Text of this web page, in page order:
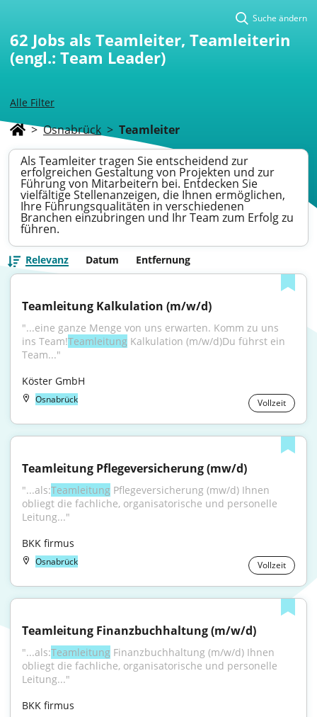
Alle Filter
Suche ändern
62 Jobs als Teamleiter, Teamleiterin
(engl.: Team Leader)
> Osnabrück > Teamleiter
Als Teamleiter tragen Sie entscheidend zur
erfolgreichen Gestaltung von Projekten und zur
Führung von Mitarbeitern bei. Entdecken Sie
vielfältige Stellenanzeigen, die Ihnen ermöglichen,
Ihre Führungsqualitäten in verschiedenen
Branchen einzubringen und Ihr Team zum Erfolg zu
führen.
Relevanz Datum Entfernung
Teamleitung Kalkulation (m/w/d)
"...eine ganze Menge von uns erwarten. Komm zu uns
ins Team!Teamleitung Kalkulation (m/w/d)Du führst ein
Team..."
Köster GmbH
Osnabrück Vollzeit
Teamleitung Pflegeversicherung (mw/d)
"...als:Teamleitung Pflegeversicherung (mw/d) Ihnen
obliegt die fachliche, organisatorische und personelle
Leitung..."
BKK firmus
Osnabrück Vollzeit
Teamleitung Finanzbuchhaltung (m/w/d)
"...als:Teamleitung Finanzbuchhaltung (m⁠/⁠w⁠/⁠d) Ihnen
obliegt die fachliche, organisatorische und personelle
Leitung..."
BKK firmus